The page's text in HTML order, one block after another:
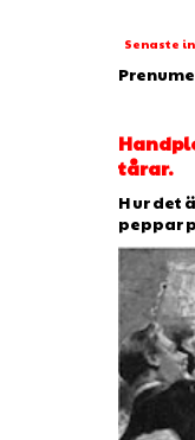
Senaste
tårar.
H ur det
peppar